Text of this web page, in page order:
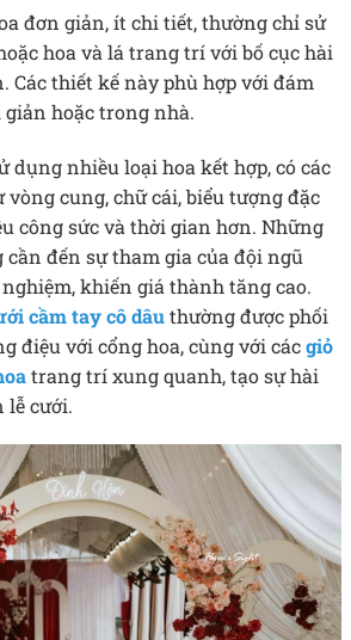
đơn giản, ít chi tiết, thường chỉ sử
hoa và lá trang trí với bố cục hài
Các thiết kế này phù hợp với đám
hoặc trong nhà.
dụng nhiều loại hoa kết hợp, có các
cung, chữ cái, biểu tượng đặc
công sức và thời gian hơn. Những
đến sự tham gia của đội ngũ
khiến giá thành tăng cao.
cầm tay cô dâuthường được phối
điệu với cổng hoa, cùng với cácgiỏ
trang trí xung quanh, tạo sự hài
lễ cưới.